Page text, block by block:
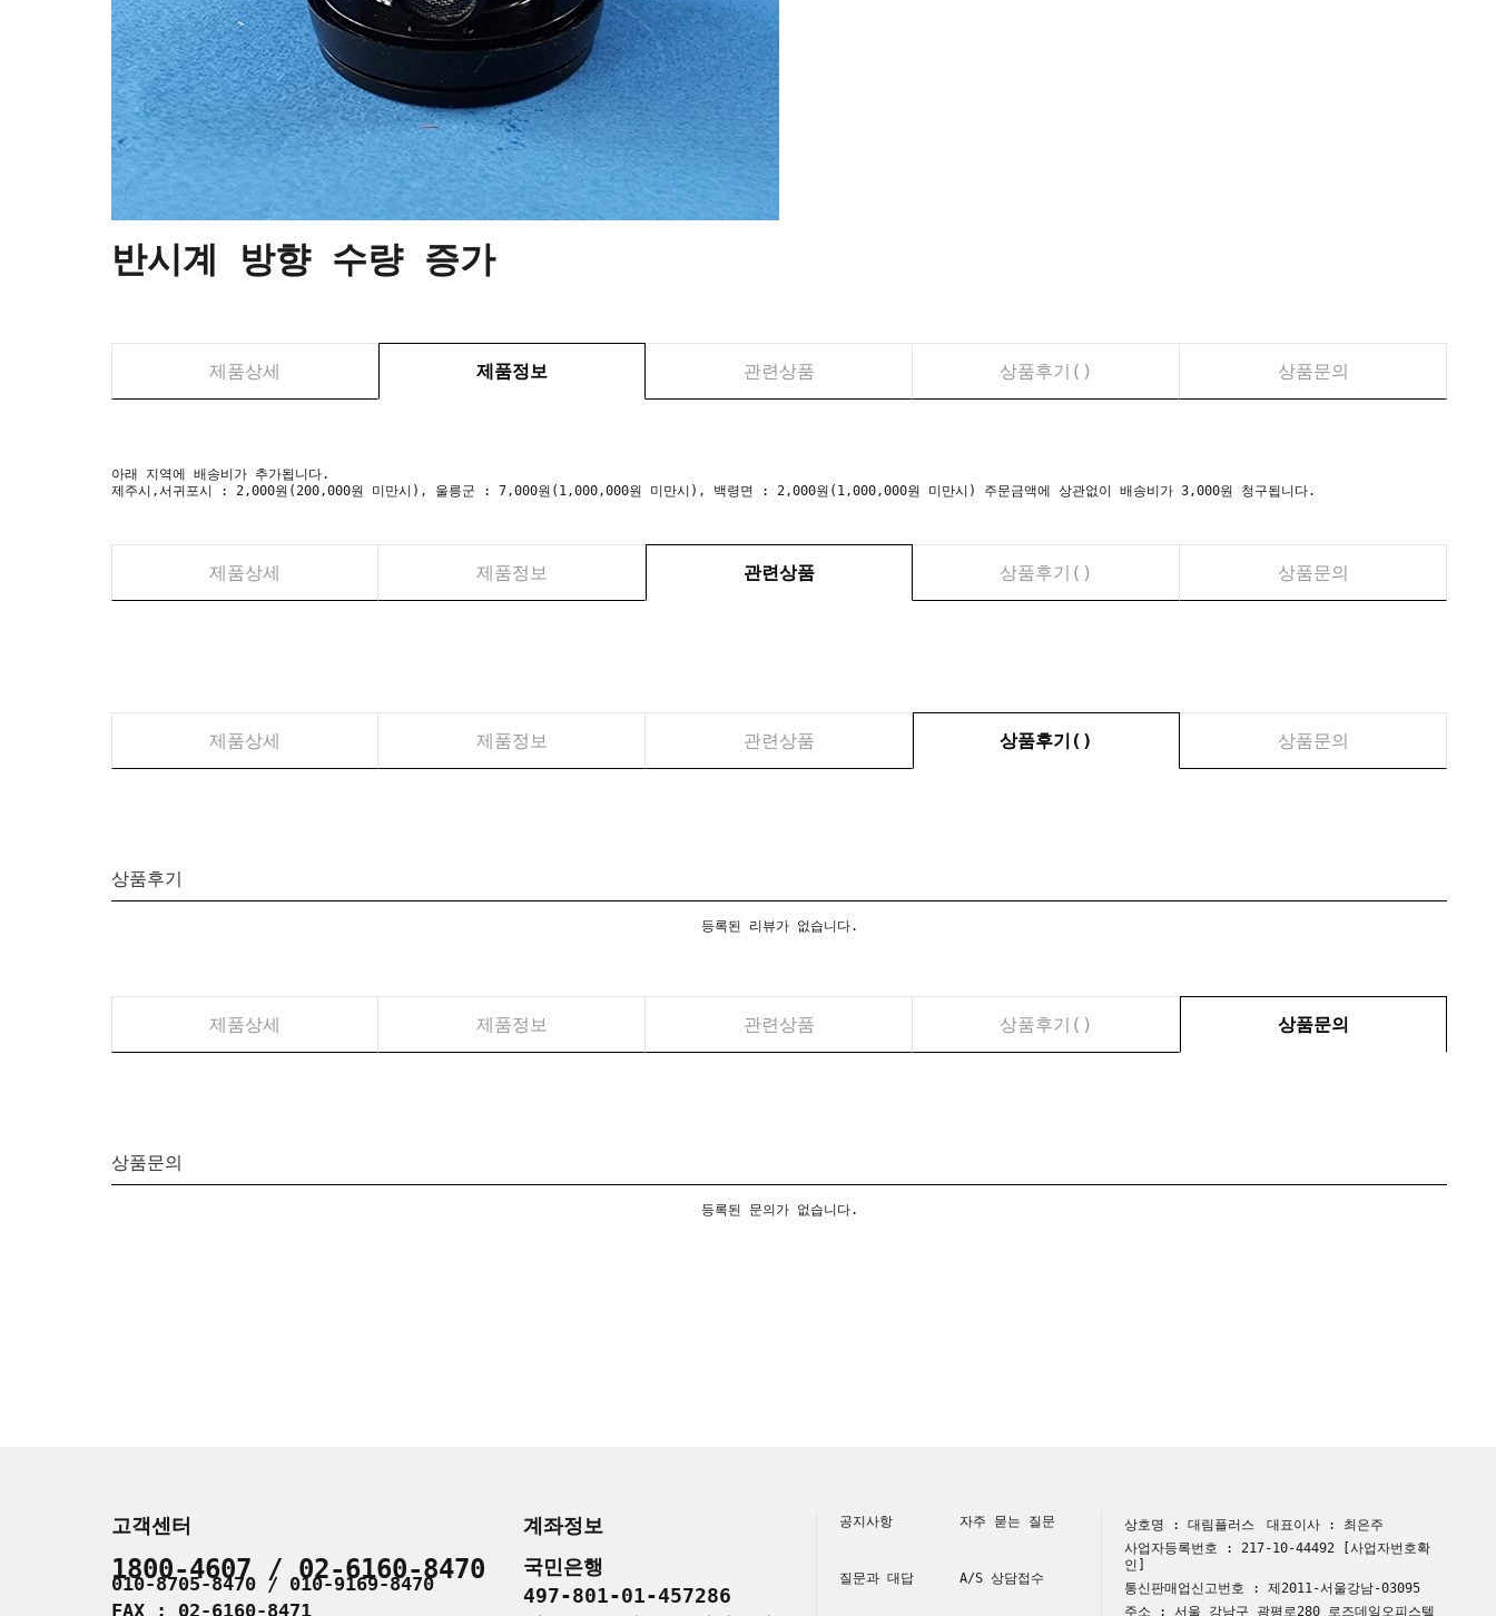
반시계 방향 수량 증가
제품상세 제품정보 관련상품 상품후기( ) 상품문의
아래 지역에 배송비가 추가됩니다.
제주시,서귀포시 : 2,000원(200,000원 미만시), 울릉군 : 7,000원(1,000,000원 미만시), 백령면 : 2,000원(1,000,000원 미만시) 주문금액에 상관없이 배송비가 3,000원 청구됩니다.
제품상세 제품정보 관련상품 상품후기( ) 상품문의
제품상세 제품정보 관련상품 상품후기( ) 상품문의
상품후기
등록된 리뷰가 없습니다.
제품상세 제품정보 관련상품 상품후기( ) 상품문의
상품문의
등록된 문의가 없습니다.
고객센터
1800-4607 / 02-6160-8470
010-8705-8470 / 010-9169-8470
FAX : 02-6160-8471
계좌정보
국민은행
497-801-01-457286
공지사항 자주 묻는 질문
질문과 대답 A/S 상담접수
상호명 : 대림플러스
대표이사 : 최은주
사업자등록번호 : 217-10-44492
[사업자번호확
인]
통신판매업신고번호 : 제2011-서울강남-03095
주소 : 서울 강남구 광평로280 로즈데일오피스텔